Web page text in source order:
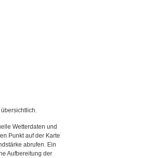
Wetterdaten und
Punkt auf der Karte
abrufen. Ein
Aufbereitung der